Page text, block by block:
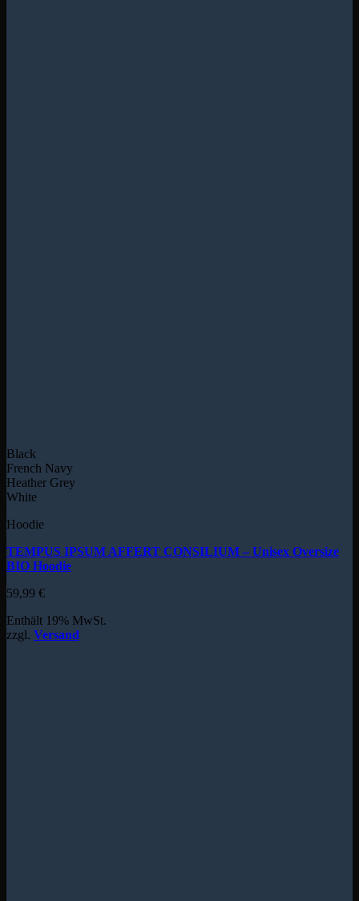
Black
French Navy
Heather Grey
White
Hoodie
TEMPUS IPSUM AFFERT CONSILIUM – Unisex Oversize
BIO Hoodie
59,99 €
Enthält 19% MwSt.
zzgl. Versand